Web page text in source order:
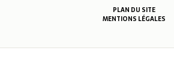
PLAN DU SITE
MENTIONS LÉGALES